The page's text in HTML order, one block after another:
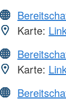
Karte:
Karte: